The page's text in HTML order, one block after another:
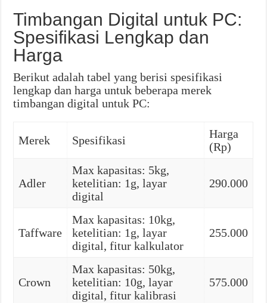
Timbangan Digital untuk PC:
Spesifikasi Lengkap dan
Harga
Berikut adalah tabel yang berisi spesifikasi
lengkap dan harga untuk beberapa merek
timbangan digital untuk PC:
Merek Spesifikasi
Harga
(Rp)
Adler
Max kapasitas: 5kg,
ketelitian: 1g, layar
digital
290.000
Taffware
Max kapasitas: 10kg,
ketelitian: 1g, layar
digital, fitur kalkulator
255.000
Crown
Max kapasitas: 50kg,
ketelitian: 10g, layar
digital, fitur kalibrasi
575.000